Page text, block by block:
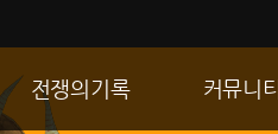
전쟁의기록 커뮤니티